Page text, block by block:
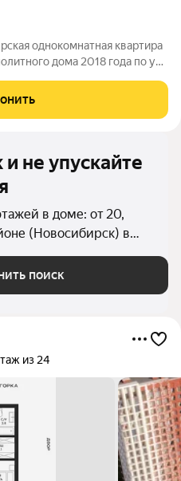
однокомнатная квартира
дома 2018 года по ул.
вид и больше
не упускайте
в доме: от 20,
(Новосибирск) в
поиск
из 24